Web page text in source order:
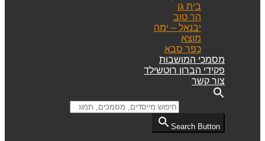
בית גן
הר טוב
יבנאל – ימה
מוצא
כפר סבא
מסמכי המושבות
פקידי הברון רוטשילד
צור קשר
Search Button